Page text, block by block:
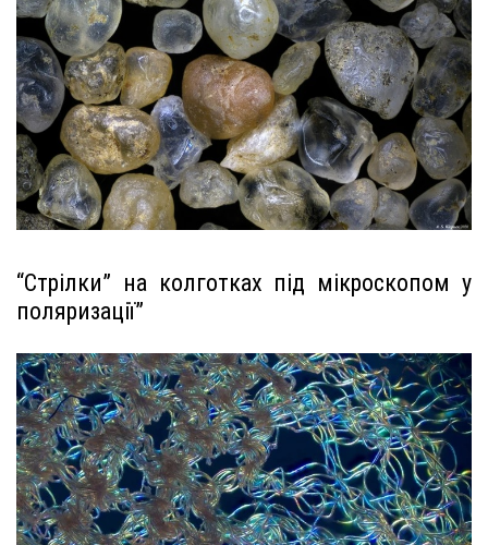
“Стрілки” на колготках під мікроскопом у
поляризації”